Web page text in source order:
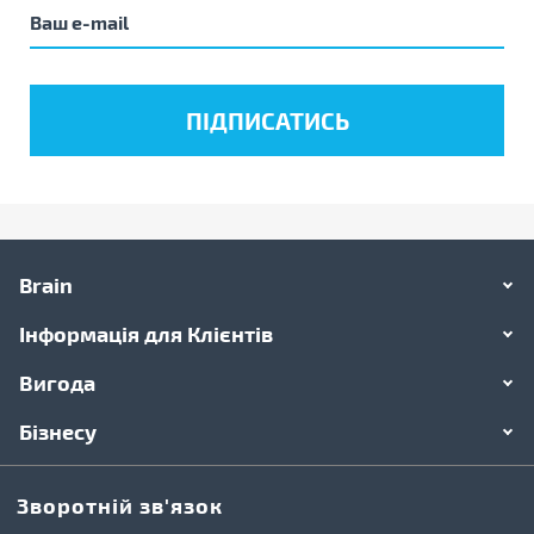
Brain
Інформація для Клієнтів
Вигода
Бізнесу
Зворотній зв'язок